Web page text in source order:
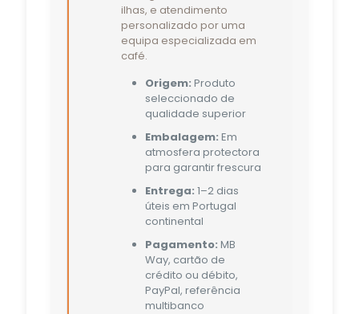
ilhas, e atendimento
personalizado por uma
equipa especializada em
café.
Origem: Produto
seleccionado de
qualidade superior
Embalagem: Em
atmosfera protectora
para garantir frescura
Entrega: 1–2 dias
úteis em Portugal
continental
Pagamento: MB
Way, cartão de
crédito ou débito,
PayPal, referência
multibanco